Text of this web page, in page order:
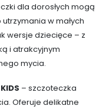
dla dorosłych mogą
w małych
wersje dziecięce – z
i atrakcyjnym
mycia.
– szczoteczka
Oferuje delikatne